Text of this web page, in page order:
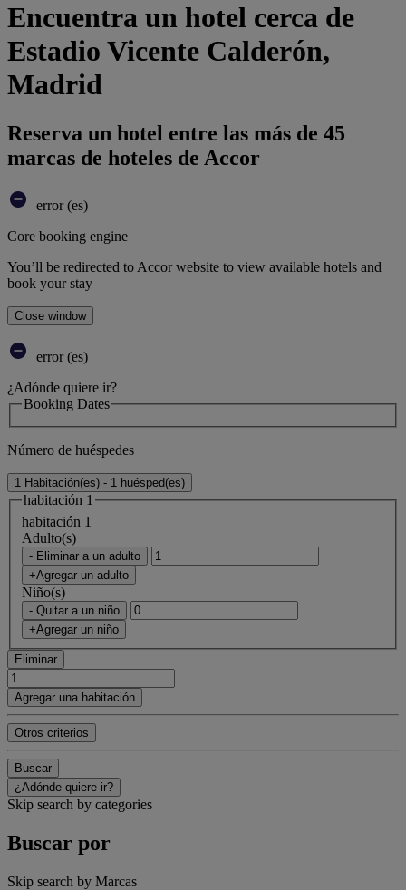
Encuentra un hotel cerca de
Estadio Vicente Calderón,
Madrid
Reserva un hotel entre las más de 45
marcas de hoteles de Accor
error (es)
Core booking engine
You’ll be redirected to Accor website to view available hotels and
book your stay
Close window
error (es)
¿Adónde quiere ir?
Booking Dates
Número de huéspedes
1 Habitación(es) - 1 huésped(es)
habitación 1
habitación 1
Adulto(s)
- Eliminar a un adulto
+Agregar un adulto
Niño(s)
- Quitar a un niño
+Agregar un niño
Eliminar
Agregar una habitación
Otros criterios
Buscar
¿Adónde quiere ir?
Skip search by categories
Buscar por
Skip search by Marcas